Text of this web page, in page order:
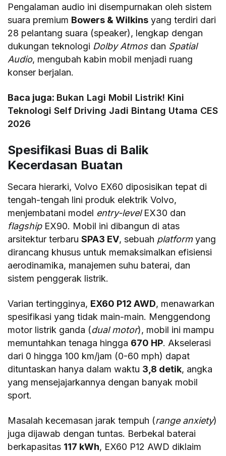
Pengalaman audio ini disempurnakan oleh sistem
suara premium Bowers & Wilkins yang terdiri dari
28 pelantang suara (speaker), lengkap dengan
dukungan teknologi Dolby Atmosdan Spatial
Audio, mengubah kabin mobil menjadi ruang
konser berjalan.
Baca juga: Bukan Lagi Mobil Listrik! Kini
Teknologi Self Driving Jadi Bintang Utama CES
2026
Spesifikasi Buas di Balik
Kecerdasan Buatan
Secara hierarki, Volvo EX60 diposisikan tepat di
tengah-tengah lini produk elektrik Volvo,
menjembatani model entry-levelEX30 dan
flagshipEX90. Mobil ini dibangun di atas
arsitektur terbaruSPA3 EV, sebuah platformyang
dirancang khusus untuk memaksimalkan efisiensi
aerodinamika, manajemen suhu baterai, dan
sistem penggerak listrik.
Varian tertingginya, EX60 P12 AWD, menawarkan
spesifikasi yang tidak main-main. Menggendong
motor listrik ganda (dual motor), mobil ini mampu
memuntahkan tenaga hingga 670 HP. Akselerasi
dari 0 hingga 100 km/jam (0-60 mph) dapat
dituntaskan hanya dalam waktu 3,8 detik, angka
yang mensejajarkannya dengan banyak mobil
sport.
Masalah kecemasan jarak tempuh (range anxiety)
juga dijawab dengan tuntas. Berbekal baterai
berkapasitas 117 kWh, EX60 P12 AWD diklaim